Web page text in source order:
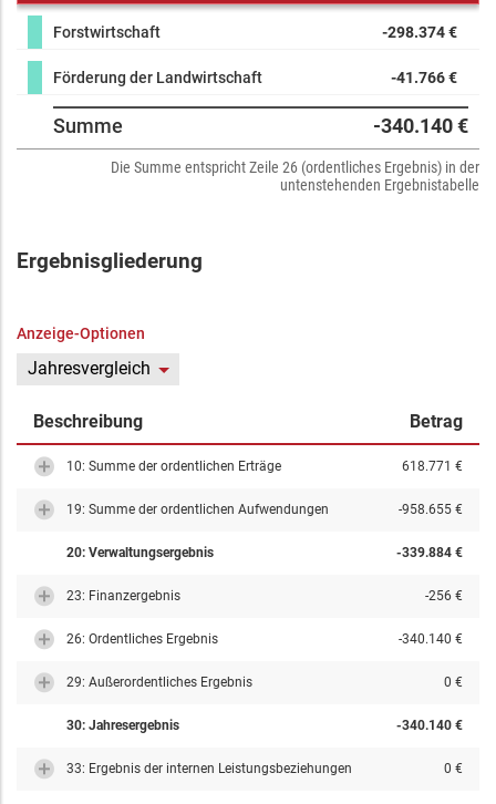
Forstwirtschaft -298.374 €
Förderung der Landwirtschaft -41.766 €
Summe -340.140 €
Die Summe entspricht Zeile 26 (ordentliches Ergebnis) in der
untenstehenden Ergebnistabelle
Ergebnisgliederung
Anzeige-Optionen
Jahresvergleich
Beschreibung Betrag
10: Summe der ordentlichen Erträge 618.771 €
19: Summe der ordentlichen Aufwendungen -958.655 €
20: Verwaltungsergebnis -339.884 €
23: Finanzergebnis -256 €
26: Ordentliches Ergebnis -340.140 €
29: Außerordentliches Ergebnis 0 €
30: Jahresergebnis -340.140 €
33: Ergebnis der internen Leistungsbeziehungen 0 €